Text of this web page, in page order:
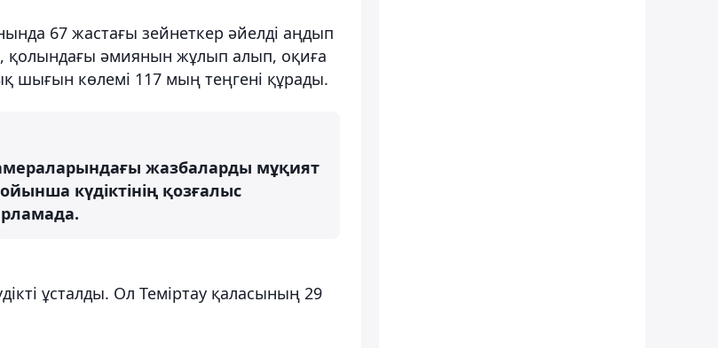
67 жастағы зейнеткер әйелді аңдып
қолындағы әмиянын жұлып алып, оқиға
шығын көлемі 117 мың теңгені құрады.
жазбаларды мұқият
күдіктінің қозғалыс
ұсталды. Ол Теміртау қаласының 29